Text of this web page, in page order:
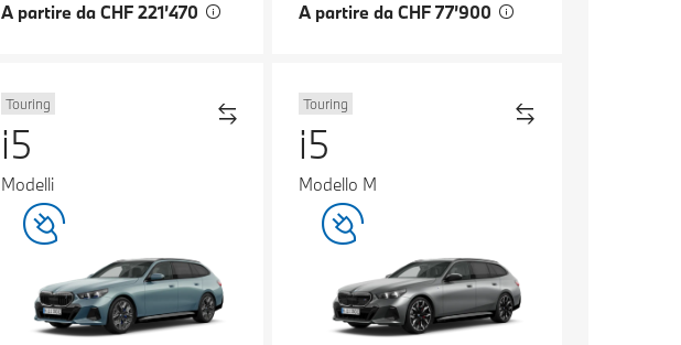
A partire da CHF 221’470 A partire da CHF 77’900
Touring
i5
Modelli
Touring
i5
Modello M